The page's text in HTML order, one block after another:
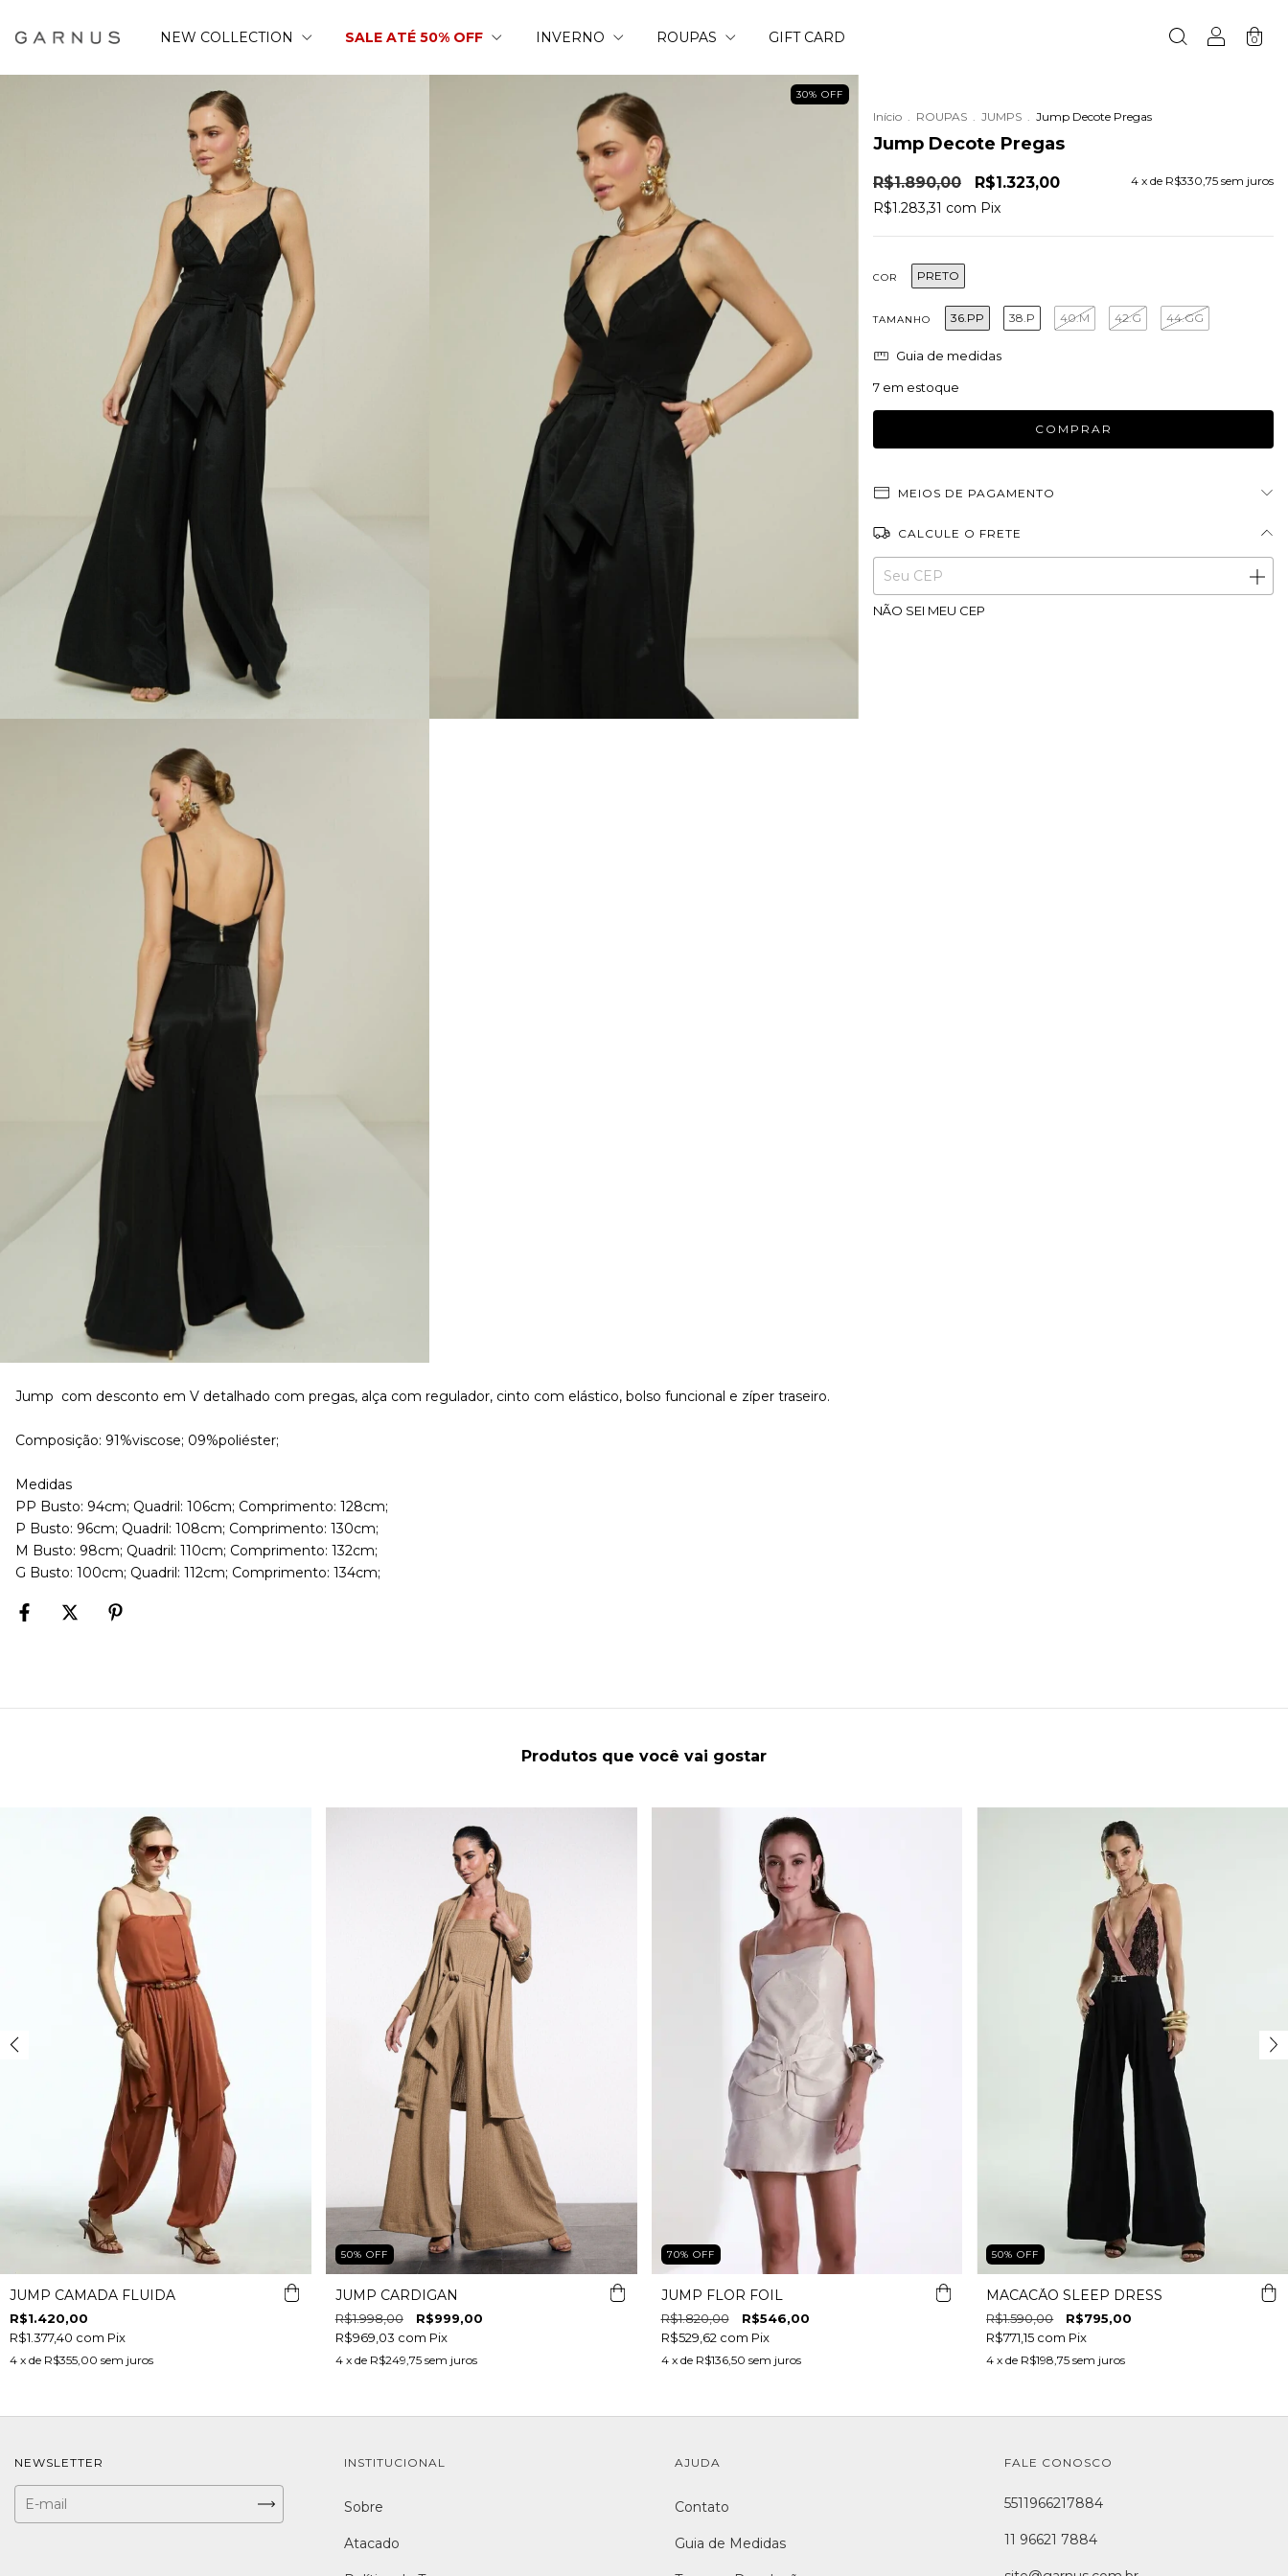
NEW COLLECTION SALE ATÉ 50% OFF INVERNO ROUPAS GIFT CARD 0
30% OFF
Início ROUPAS JUMPS Jump Decote Pregas
Jump Decote Pregas
R$1.890,00 R$1.323,00 4 x de R$330,75 sem juros
R$1.283,31 com Pix
COR PRETO
TAMANHO 36.PP 38.P 40.M 42.G 44.GG
Guia de medidas
7 em estoque
MEIOS DE PAGAMENTO
CALCULE O FRETE
Entregas para o CEP: ALTERAR CEP
NÃO SEI MEU CEP
Jump com desconto em V detalhado com pregas, alça com regulador, cinto com elástico, bolso funcional e zíper traseiro.
Composição: 91%viscose; 09%poliéster;
Medidas
PP Busto: 94cm; Quadril: 106cm; Comprimento: 128cm;
P Busto: 96cm; Quadril: 108cm; Comprimento: 130cm;
M Busto: 98cm; Quadril: 110cm; Comprimento: 132cm;
G Busto: 100cm; Quadril: 112cm; Comprimento: 134cm;
Produtos que você vai gostar
JUMP CAMADA FLUIDA
R$1.420,00
R$1.377,40 com Pix
4 x de R$355,00 sem juros
50% OFF
JUMP CARDIGAN
R$1.998,00
R$999,00
R$969,03 com Pix
4 x de R$249,75 sem juros
70% OFF
JUMP FLOR FOIL
R$1.820,00
R$546,00
R$529,62 com Pix
4 x de R$136,50 sem juros
50%OFF
MACACÃO SLEEP DRESS
R$1.590,00
R$795,00
R$771,15 com Pix
4 x de R$198,75 sem juros
NEWSLETTER INSTITUCIONAL
Sobre
Atacado
AJUDA
Contato
Guia de Medidas
FALE CONOSCO
5511966217884
11 96621 7884